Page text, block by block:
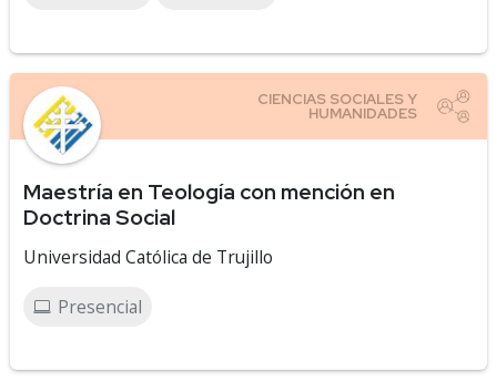
Maestría en Teología con mención en
Doctrina Social
Universidad Católica de Trujillo
Presencial